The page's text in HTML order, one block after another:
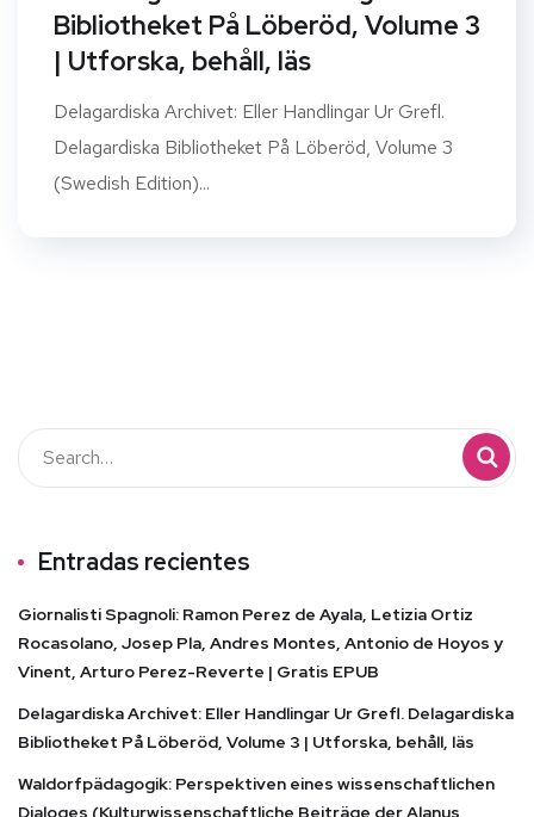
Bibliotheket På Löberöd, Volume 3
| Utforska, behåll, läs
Delagardiska Archivet: Eller Handlingar Ur Grefl.
Delagardiska Bibliotheket På Löberöd, Volume 3
(Swedish Edition)...
Entradas recientes
Giornalisti Spagnoli: Ramon Perez de Ayala, Letizia Ortiz
Rocasolano, Josep Pla, Andres Montes, Antonio de Hoyos y
Vinent, Arturo Perez-Reverte | Gratis EPUB
Delagardiska Archivet: Eller Handlingar Ur Grefl. Delagardiska
Bibliotheket På Löberöd, Volume 3 | Utforska, behåll, läs
Waldorfpädagogik: Perspektiven eines wissenschaftlichen
Dialoges (Kulturwissenschaftliche Beiträge der Alanus